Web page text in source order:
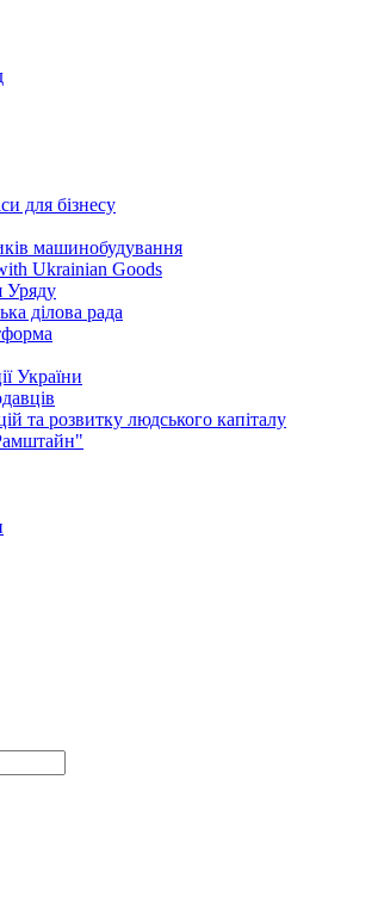
для бізнесу
машинобудування
Ukrainian Goods
Уряду
ділова рада
України
та розвитку людського капіталу